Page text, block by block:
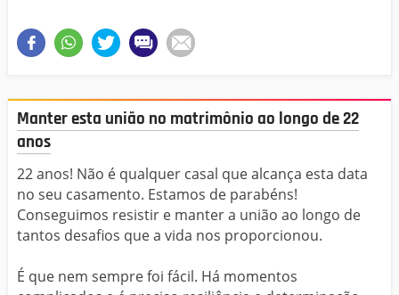
Manter esta união no matrimônio ao longo de 22
anos
22 anos! Não é qualquer casal que alcança esta data
no seu casamento. Estamos de parabéns!
Conseguimos resistir e manter a união ao longo de
tantos desafios que a vida nos proporcionou.
É que nem sempre foi fácil. Há momentos